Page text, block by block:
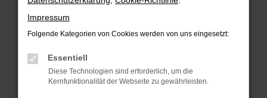
Laden andere Webseiten, zum Beispiel deine
Suchmaschine?
Prüfe deine Browsererweiterungen.
Manche Erweiterungen, wie Werbeblocker,
können das Laden bestimmter Seiten
verhindern. Funktioniert die Seite in einem
Impressum
Folgende Kategorien von Cookies werden von uns eingesetzt:
Essentiell
Diese Technologien sind erforderlich, um die
Kernfunktionalität der Webseite zu gewährleisten.